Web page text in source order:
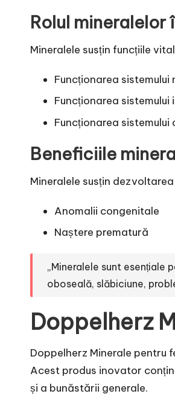
Rolul
Mineralele susțin funcțiile
Funcționarea sistemului
Funcționarea sistemului
Funcționarea
Beneficiile
Mineralele susțin
Anomalii congenitale
Naștere prematură
„Mineralele sunt esențiale
oboseală, slăbiciune,
Doppelherz
Doppelherz Minerale pentru
Acest produs inovator
și a bunăstării generale.